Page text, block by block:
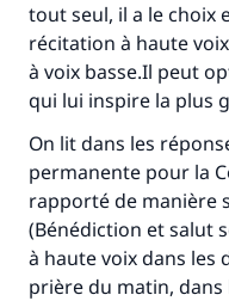
tout seul, il a le choix
récitation à haute
à voix basse.Il peut
qui lui inspire la plus
On lit dans les
permanente pour la
rapporté de manière
(Bénédiction et salut
à haute voix dans les
prière du matin,